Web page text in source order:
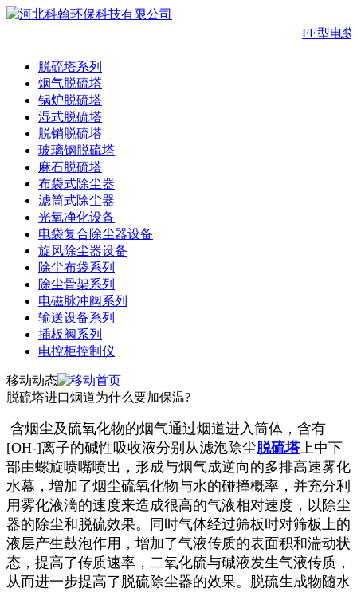
FE型电
脱硫塔系列
烟气脱硫塔
锅炉脱硫塔
湿式脱硫塔
脱销脱硫塔
玻璃钢脱硫塔
麻石脱硫塔
布袋式除尘器
滤筒式除尘器
光氧净化设备
电袋复合除尘器设备
旋风除尘器设备
除尘布袋系列
除尘骨架系列
电磁脉冲阀系列
输送设备系列
插板阀系列
电控柜控制仪
移动动态
脱硫塔进口烟道为什么要加保温?
含烟尘及硫氧化物的烟气通过烟道进入筒体，含有
[OH-]离子的碱性吸收液分别从滤泡除尘脱硫塔上中下
部由螺旋喷嘴喷出，形成与烟气成逆向的多排高速雾化
水幕，增加了烟尘硫氧化物与水的碰撞概率，并充分利
用雾化液滴的速度来造成很高的气液相对速度，以除尘
器的除尘和脱硫效果。同时气体经过筛板时对筛板上的
液层产生鼓泡作用，增加了气液传质的表面积和湍动状
态，提高了传质速率，二氧化硫与碱液发生气液传质，
从而进一步提高了脱硫除尘器的效果。脱硫生成物随水